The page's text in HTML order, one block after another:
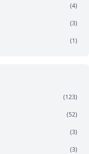
(4)
(3)
(1)
(123)
(52)
(3)
(3)